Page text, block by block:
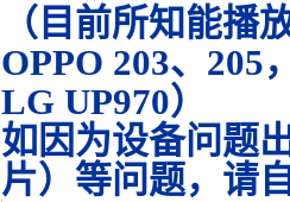
（目前所知能播
OPPO 203、205
LG UP970）
如因为设备问题
片）等问题，请